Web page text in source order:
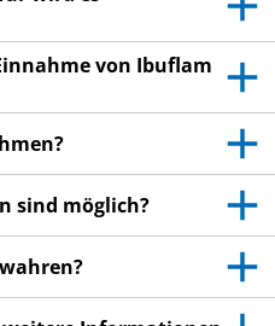
Ihnen persönlich
es nicht an Dritte weiter.
schaden, auch wenn
bemerken, wenden Sie
Dies gilt auch
nicht in dieser
sind. Siehe Abschnitt
von Ibuflam
sind möglich?